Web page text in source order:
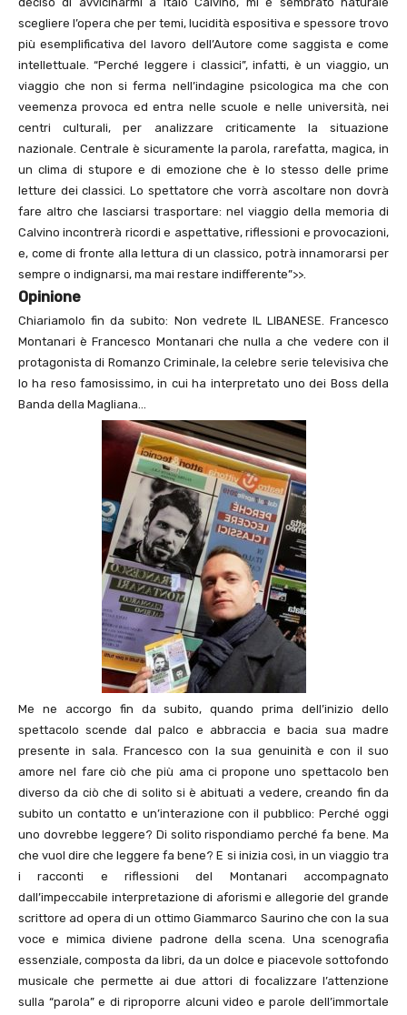
scegliere l’opera che per temi, lucidità espositiva e spessore trovo
più esemplificativa del lavoro dell’Autore come saggista e come
intellettuale. “Perché leggere i classici”, infatti, è un viaggio, un
viaggio che non si ferma nell’indagine psicologica ma che con
veemenza provoca ed entra nelle scuole e nelle università, nei
centri culturali, per analizzare criticamente la situazione
nazionale. Centrale è sicuramente la parola, rarefatta, magica, in
un clima di stupore e di emozione che è lo stesso delle prime
letture dei classici. Lo spettatore che vorrà ascoltare non dovrà
fare altro che lasciarsi trasportare: nel viaggio della memoria di
Calvino incontrerà ricordi e aspettative, riflessioni e provocazioni,
e, come di fronte alla lettura di un classico, potrà innamorarsi per
sempre o indignarsi, ma mai restare indifferente”>>.
Opinione
Chiariamolo fin da subito: Non vedrete IL LIBANESE. Francesco
Montanari è Francesco Montanari che nulla a che vedere con il
protagonista di Romanzo Criminale, la celebre serie televisiva che
lo ha reso famosissimo, in cui ha interpretato uno dei Boss della
Banda della Magliana…
Me ne accorgo fin da subito, quando prima dell’inizio dello
spettacolo scende dal palco e abbraccia e bacia sua madre
presente in sala. Francesco con la sua genuinità e con il suo
amore nel fare ciò che più ama ci propone uno spettacolo ben
diverso da ciò che di solito si è abituati a vedere, creando fin da
subito un contatto e un’interazione con il pubblico: Perché oggi
uno dovrebbe leggere? Di solito rispondiamo perché fa bene. Ma
che vuol dire che leggere fa bene? E si inizia così, in un viaggio tra
i racconti e riflessioni del Montanari accompagnato
dall’impeccabile interpretazione di aforismi e allegorie del grande
scrittore ad opera di un ottimo Giammarco Saurino che con la sua
voce e mimica diviene padrone della scena. Una scenografia
essenziale, composta da libri, da un dolce e piacevole sottofondo
musicale che permette ai due attori di focalizzare l’attenzione
sulla “parola” e di riproporre alcuni video e parole dell’immortale